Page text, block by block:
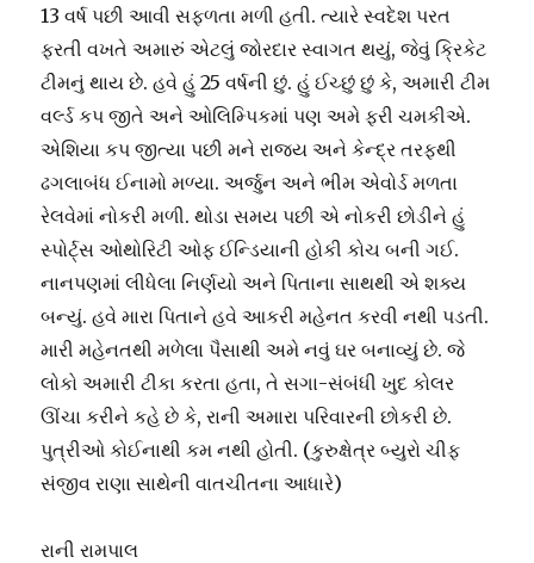
13 વર્ષ પછી આવી સફળતા મળી હતી. ત્યારે સ્વદેશ પરત
ફરતી વખતે અમારું એટલું જોરદાર સ્વાગત થયું, જેવું ક્રિકેટ
ટીમનું થાય છે. હવે હું 25 વર્ષની છું. હું ઈચ્છું છું કે, અમારી ટીમ
વર્લ્ડ કપ જીતે અને ઓલિમ્પિકમાં પણ અમે ફરી ચમકીએ.
એશિયા કપ જીત્યા પછી મને રાજ્ય અને કેન્દ્ર તરફથી
ઢગલાબંધ ઈનામો મળ્યા. અર્જુન અને ભીમ એવોર્ડ મળતા
રેલવેમાં નોકરી મળી. થોડા સમય પછી એ નોકરી છોડીને હું
સ્પોર્ટ્સ ઓથોરિટી ઓફ ઈન્ડિયાની હોકી કોચ બની ગઈ.
નાનપણમાં લીધેલા નિર્ણયો અને પિતાના સાથથી એ શક્ય
બન્યું. હવે મારા પિતાને હવે આકરી મહેનત કરવી નથી પડતી.
મારી મહેનતથી મળેલા પૈસાથી અમે નવું ઘર બનાવ્યું છે. જે
લોકો અમારી ટીકા કરતા હતા, તે સગા-સંબંધી ખુદ કોલર
ઊંચા કરીને કહે છે કે, રાની અમારા પરિવારની છોકરી છે.
પુત્રીઓ કોઈનાથી કમ નથી હોતી. (કુરુક્ષેત્ર બ્યુરો ચીફ
સંજીવ રાણા સાથેની વાતચીતના આધારે)
રાની રામપાલ